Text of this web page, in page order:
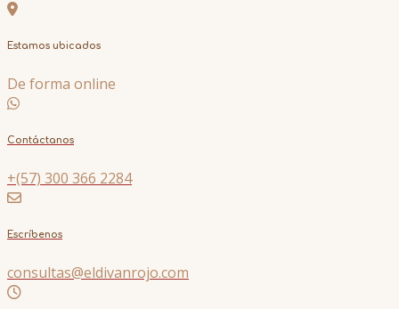
Estamos ubicados
De forma online
Contáctanos
+(57) 300 366 2284
Escríbenos
consultas@eldivanrojo.com